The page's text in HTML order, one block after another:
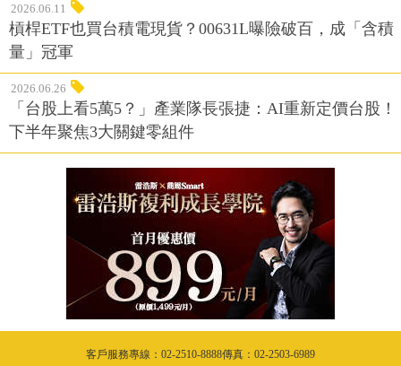
2026.06.11
槓桿ETF也買台積電現貨？00631L曝險破百，成「含積
量」冠軍
2026.06.26
「台股上看5萬5？」產業隊長張捷：AI重新定價台股！
下半年聚焦3大關鍵零組件
客戶服務專線：02-2510-8888傳真：02-2503-6989